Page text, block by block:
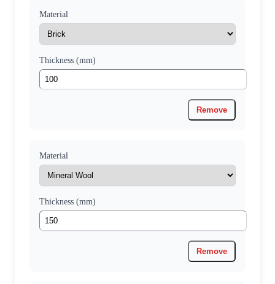
Material
Thickness (mm)
Remove
Material
Thickness (mm)
Remove